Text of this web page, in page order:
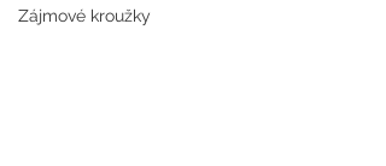
Zájmové kroužky